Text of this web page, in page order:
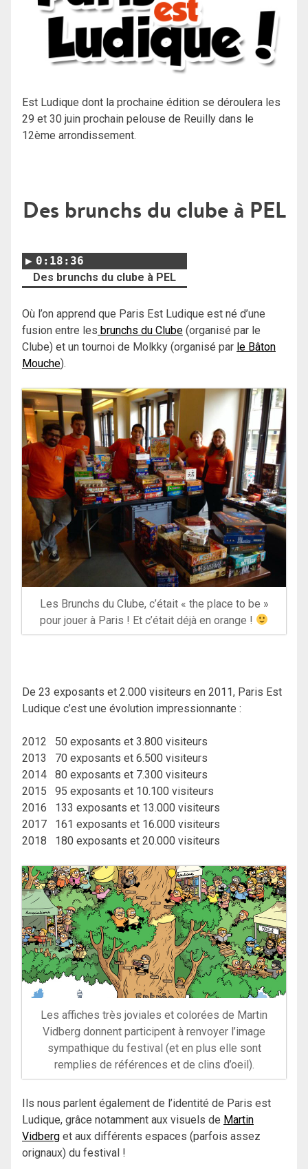
Est Ludique dont la prochaine édition se déroulera les
29 et 30 juin prochain pelouse de Reuilly dans le
12ème arrondissement.
Des brunchs du clube à PEL
0:18:36
Des brunchs du clube à PEL
Où l’on apprend que Paris Est Ludique est né d’une
fusion entre les brunchs du Clube (organisé par le
Clube) et un tournoi de Molkky (organisé par le Bâton
Mouche).
Les Brunchs du Clube, c’était « the place to be »
pour jouer à Paris ! Et c’était déjà en orange !
De 23 exposants et 2.000 visiteurs en 2011, Paris Est
Ludique c’est une évolution impressionnante :
2012 50 exposants et 3.800 visiteurs
2013 70 exposants et 6.500 visiteurs
2014 80 exposants et 7.300 visiteurs
2015 95 exposants et 10.100 visiteurs
2016 133 exposants et 13.000 visiteurs
2017 161 exposants et 16.000 visiteurs
2018 180 exposants et 20.000 visiteurs
Les affiches très joviales et colorées de Martin
Vidberg donnent participent à renvoyer l’image
sympathique du festival (et en plus elle sont
remplies de références et de clins d’oeil).
Ils nous parlent également de l’identité de Paris est
Ludique, grâce notamment aux visuels de Martin
Vidberg et aux différents espaces (parfois assez
orignaux) du festival !